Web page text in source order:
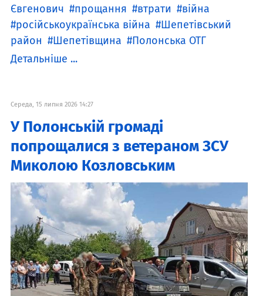
Євгенович
прощання втрати
війна
російськоукраїнська війна
Шепетівський
район
Шепетівщина
Полонська ОТГ
Детальніше ...
Середа, 15 липня 2026 14:27
У Полонській громаді
попрощалися з ветераном ЗСУ
Миколою Козловським